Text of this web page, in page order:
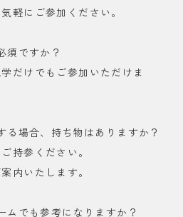
軽にご参加ください。
須ですか？
だけでもご参加いただけま
場合、持ち物はありますか？
持参ください。
内いたします。
でも参考になりますか？